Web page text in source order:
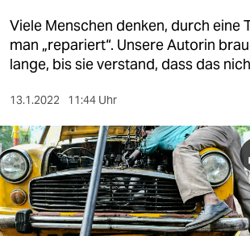
kultur
sport
nord
wahrheit
verlag
verlag
Viele Menschen denken, durch eine
man „repariert“. Unsere Autorin
lange, bis sie verstand, dass das
13.1.2022 11:44 Uhr